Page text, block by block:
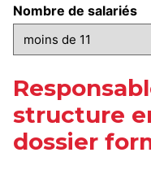
Nombre de salariés
structure
dossier